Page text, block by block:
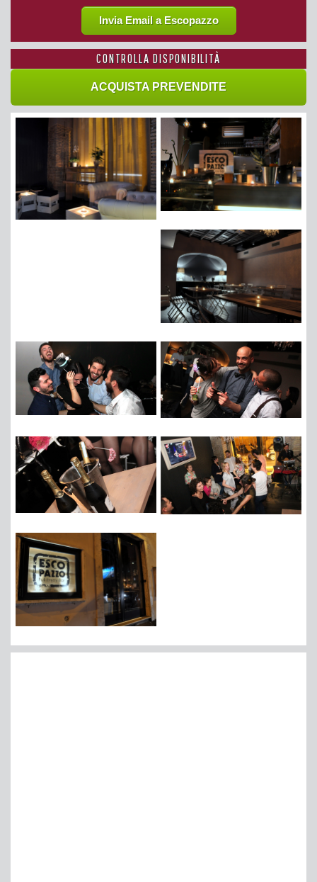
Invia Email a Escopazzo
CONTROLLA DISPONIBILITÀ
ACQUISTA PREVENDITE